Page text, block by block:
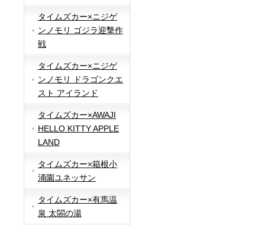
タイムズカー×ニジゲ
ンノモリ ゴジラ迎撃作
戦
タイムズカー×ニジゲ
ンノモリ ドラゴンクエ
スト アイランド
タイムズカー×AWAJI
HELLO KITTY APPLE
LAND
タイムズカー×箱根小
涌園ユネッサン
タイムズカー×有馬温
泉 太閤の湯